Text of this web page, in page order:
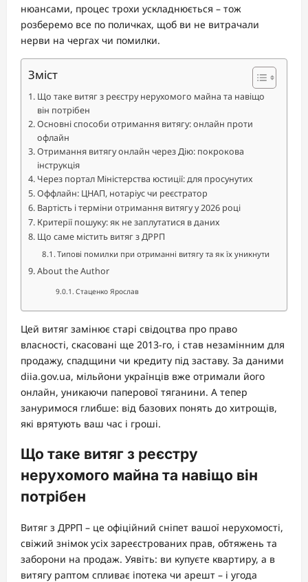
нюансами, процес трохи ускладнюється – тож
розберемо все по поличках, щоб ви не витрачали
нерви на чергах чи помилки.
Зміст
Що таке витяг з реєстру нерухомого майна та навіщо
він потрібен
Основні способи отримання витягу: онлайн проти
офлайн
Отримання витягу онлайн через Дію: покрокова
інструкція
Через портал Міністерства юстиції: для просунутих
Оффлайн: ЦНАП, нотаріус чи реєстратор
Вартість і терміни отримання витягу у 2026 році
Критерії пошуку: як не заплутатися в даних
Що саме містить витяг з ДРРП
Типові помилки при отриманні витягу та як їх уникнути
About the Author
Стаценко Ярослав
Цей витяг замінює старі свідоцтва про право
власності, скасовані ще 2013-го, і став незамінним для
продажу, спадщини чи кредиту під заставу. За даними
diia.gov.ua, мільйони українців вже отримали його
онлайн, уникаючи паперової тяганини. А тепер
зануримося глибше: від базових понять до хитрощів,
які врятують ваш час і гроші.
Що таке витяг з реєстру
нерухомого майна та навіщо він
потрібен
Витяг з ДРРП – це офіційний сніпет вашої нерухомості,
свіжий знімок усіх зареєстрованих прав, обтяжень та
заборони на продаж. Уявіть: ви купуєте квартиру, а в
витягу раптом спливає іпотека чи арешт – і угода